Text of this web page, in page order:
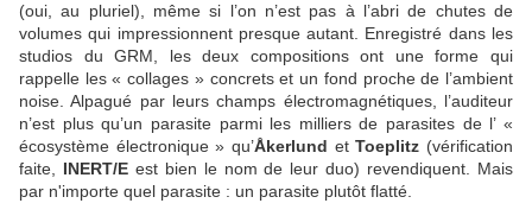
(oui, au pluriel), même si l’on n’est pas à l’abri de chutes de
volumes qui impressionnent presque autant. Enregistré dans les
studios du GRM, les deux compositions ont une forme qui
rappelle les « collages » concrets et un fond proche de l’ambient
noise. Alpagué par leurs champs électromagnétiques, l’auditeur
n’est plus qu’un parasite parmi les milliers de parasites de l’ «
écosystème électronique » qu’Åkerlund etToeplitz (vérification
faite, INERT/Eest bien le nom de leur duo) revendiquent. Mais
par n'importe quel parasite : un parasite plutôt flatté.